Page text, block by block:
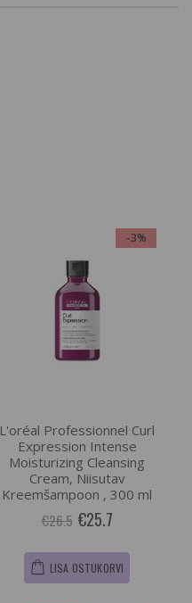
-3%
L'oréal Professionnel Curl
Expression Intense
Moisturizing Cleansing
Cream, Niisutav
Kreemšampoon , 300 ml
€26.5 €25.7
LISA OSTUKORVI